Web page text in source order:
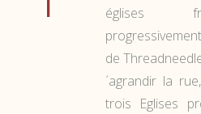
églises
de
´agrandir la
trois Eglises